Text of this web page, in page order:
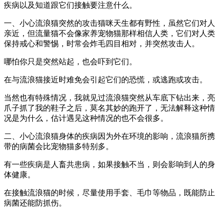
疾病以及知道跟它们接触要注意什么。
一、小心流浪猫突然的攻击猫咪天生都有野性，虽然它们对人
亲近，但流量猫不会像家养宠物猫那样相信人类，它们对人类
保持戒心和警惕，时常会炸毛四目相对，并突然攻击人。
哪怕你只是突然站起，也会吓到它们。
在与流浪猫接近时难免会引起它们的恐慌，或逃跑或攻击。
当然也有特殊情况，我就见过流浪猫突然从车底下钻出来，亮
爪子抓了我的鞋子之后，莫名其妙的跑开了，无法解释这种情
况是为什么，估计遇见这种情况的也不会很多。
二、小心流浪猫身体的疾病因为外在环境的影响，流浪猫所携
带的病菌会比宠物猫多特别多。
有一些疾病是人畜共患病，如果接触不当，则会影响到人的身
体健康。
在接触流浪猫的时候，尽量使用手套、毛巾等物品，既能防止
病菌还能防抓伤。